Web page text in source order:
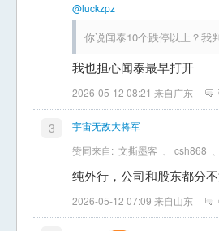
@luckzpz
你说闻泰10个跌停以上？我
我也担心闻泰最早打开
2026-05-12 08:21 来自广东
3
宇宙无敌大将军
赞同来自: 文撕墨客 csh868
纯外行，公司和股东都分
2026-05-12 07:09 来自山东